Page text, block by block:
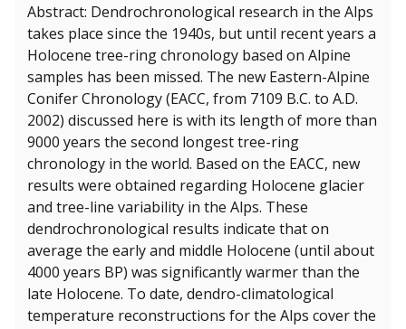
Abstract: Dendrochronological research in the Alps
takes place since the 1940s, but until recent years a
Holocene tree-ring chronology based on Alpine
samples has been missed. The new Eastern-Alpine
Conifer Chronology (EACC, from 7109 B.C. to A.D.
2002) discussed here is with its length of more than
9000 years the second longest tree-ring
chronology in the world. Based on the EACC, new
results were obtained regarding Holocene glacier
and tree-line variability in the Alps. These
dendrochronological results indicate that on
average the early and middle Holocene (until about
4000 years BP) was significantly warmer than the
late Holocene. To date, dendro-climatological
temperature reconstructions for the Alps cover the